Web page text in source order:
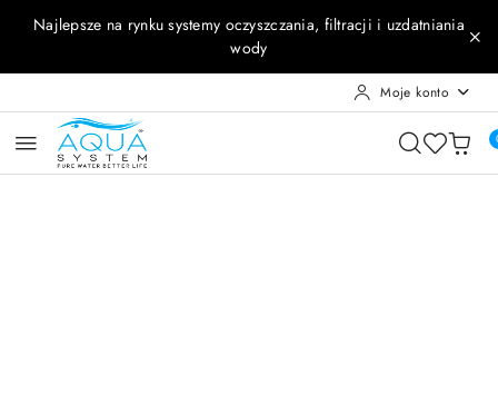
Przejdź do treści głównej
Przejdź do wyszukiwarki
Przejdź do moje konto
Przejdź do menu głównego
Przejdź do opisu produktu
Przejdź do stopki
Najlepsze na rynku systemy oczyszczania, filtracji i uzdatniania
wody
Moje konto